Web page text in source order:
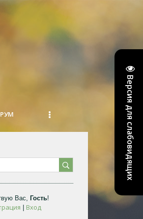
Версия для слабовидящих
Вас, Гость!
Вход